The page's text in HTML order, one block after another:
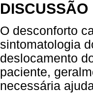
DISCUSSÃO
O desconforto
sintomatologia
deslocamento
paciente,
necessária